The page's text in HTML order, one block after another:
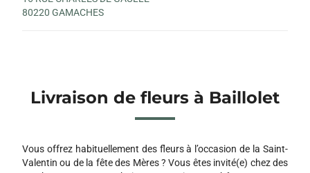
80220 GAMACHES
Livraison de fleurs à Baillolet
Vous offrez habituellement des fleurs à l’occasion de la Saint-
Valentin ou de la fête des Mères ? Vous êtes invité(e) chez des